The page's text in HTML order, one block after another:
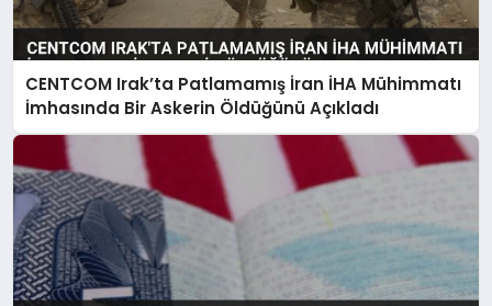
CENTCOM Irak’ta Patlamamış İran İHA Mühimmatı
İmhasında Bir Askerin Öldüğünü Açıkladı